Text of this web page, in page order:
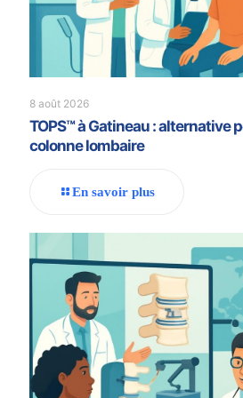
8 août 2026
TOPS™ à Gatineau : alternative
colonne lombaire
En savoir plus